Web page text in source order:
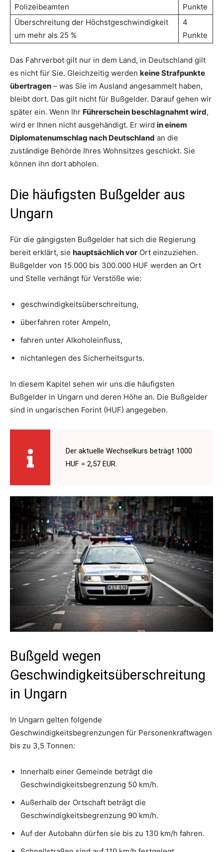
Polizeibeamten
Punkte
Überschreitung der Höchstgeschwindigkeit
um mehr als 25 %
4
Punkte
Das Fahrverbot gilt nur in dem Land, in Deutschland gilt
es nicht für Sie. Gleichzeitig werden keine Strafpunkte
übertragen – was Sie im Ausland angesammelt haben,
bleibt dort. Das gilt nicht für Bußgelder. Darauf gehen wir
später ein. Wenn Ihr Führerschein beschlagnahmt wird,
wird er Ihnen nicht ausgehändigt. Er wird in einem
Diplomatenumschlag nach Deutschland an die
zuständige Behörde Ihres Wohnsitzes geschickt. Sie
können ihn dort abholen.
Die häufigsten Bußgelder aus
Ungarn
Für die gängigsten Bußgelder hat sich die Regierung
bereit erklärt, sie hauptsächlich vor Ort einzuziehen.
Bußgelder von 15.000 bis 300.000 HUF werden an Ort
und Stelle verhängt für Verstöße wie:
geschwindigkeitsüberschreitung,
überfahren roter Ampeln,
fahren unter Alkoholeinfluss,
nichtanlegen des Sicherheitsgurts.
In diesem Kapitel sehen wir uns die häufigsten
Bußgelder in Ungarn und deren Höhe an. Die Bußgelder
sind in ungarischen Forint (HUF) angegeben.
Der aktuelle Wechselkurs beträgt 1000
HUF = 2,57 EUR.
Bußgeld wegen
Geschwindigkeitsüberschreitung
in Ungarn
In Ungarn gelten folgende
Geschwindigkeitsbegrenzungen für Personenkraftwagen
bis zu 3,5 Tonnen:
Innerhalb einer Gemeinde beträgt die
Geschwindigkeitsbegrenzung 50 km/h.
Außerhalb der Ortschaft beträgt die
Geschwindigkeitsbegrenzung 90 km/h.
Auf der Autobahn dürfen sie bis zu 130 km/h fahren.